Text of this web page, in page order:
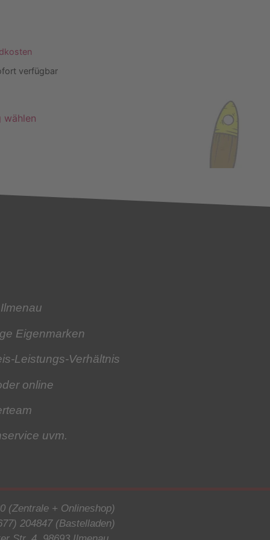
verfügbar
wählen
Eigenmarken
Leistungs-Verhältnis
online
uvm.
(Zentrale + Onlineshop)
204847 (Bastelladen)